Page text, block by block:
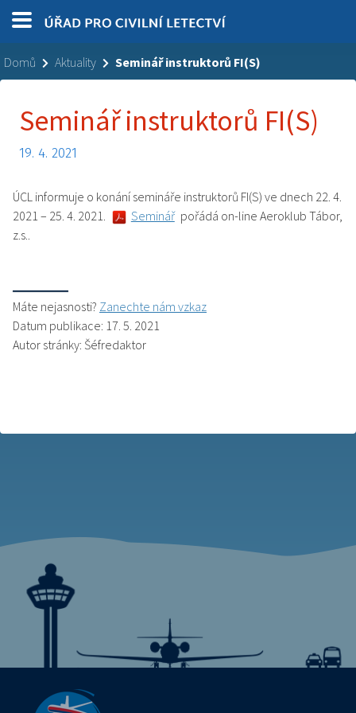
Domů Aktuality Seminář instruktorů FI(S)
Seminář instruktorů FI(S)
19. 4. 2021
ÚCL informuje o konání semináře instruktorů FI(S) ve dnech 22. 4.
2021 – 25. 4. 2021.
Seminář pořádá on-line Aeroklub Tábor,
z.s..
Máte nejasnosti? Zanechte nám vzkaz
Datum publikace: 17. 5. 2021
Autor stránky: Šéfredaktor